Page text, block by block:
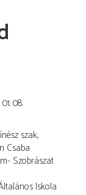
08.
szak,
Szobrászat
Iskola